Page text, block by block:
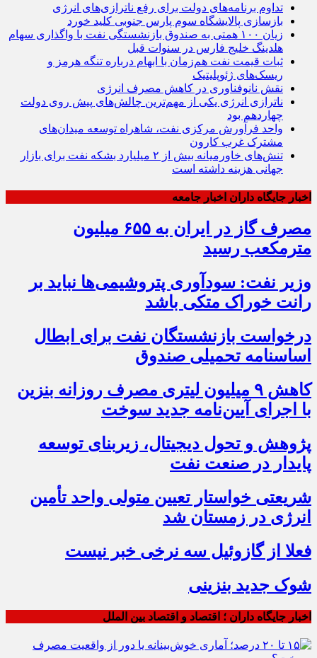
تداوم برنامه‌های دولت برای رفع ناترازی‌های انرژی
بازسازی پالایشگاه سوم پارس جنوبی کلید خورد
زیان ۱۰۰ همتی به صندوق بازنشستگی نفت با واگذاری سهام
هلدینگ خلیج فارس در سنوات قبل
ثبات قیمت نفت هم‌زمان با ابهام درباره تنگه هرمز و
ریسک‌های ژئوپلیتیک
نقش نانوفناوری در کاهش مصرف انرژی
ناترازی انرژی یکی از مهم‌ترین چالش‌های پیش روی دولت
چهاردهم بود
واحد فرآورش مرکزی نفت، شاهراه توسعه میدان‌های
مشترک غرب کارون
تنش‌های خاورمیانه بیش از ۲ میلیارد بشکه نفت برای بازار
جهانی هزینه داشته است
اخبار جایگاه داران اخبار جامعه
مصرف گاز در ایران به ۶۵۵ میلیون
مترمکعب رسید
وزیر نفت: سودآوری پتروشیمی‌ها نباید بر
رانت خوراک متکی باشد
درخواست بازنشستگان نفت برای ابطال
اساسنامه تحمیلی صندوق
کاهش ۹ میلیون لیتری مصرف روزانه بنزین
با اجرای آیین‌نامه جدید سوخت
پژوهش و تحول دیجیتال، زیربنای توسعه
پایدار در صنعت نفت
شریعتی خواستار تعیین متولی واحد تأمین
انرژی در زمستان شد
فعلا از گازوئیل سه نرخی خبر نیست
شوک جدید بنزینی
اخبار جایگاه داران ؛ اقتصاد و اقتصاد بین الملل